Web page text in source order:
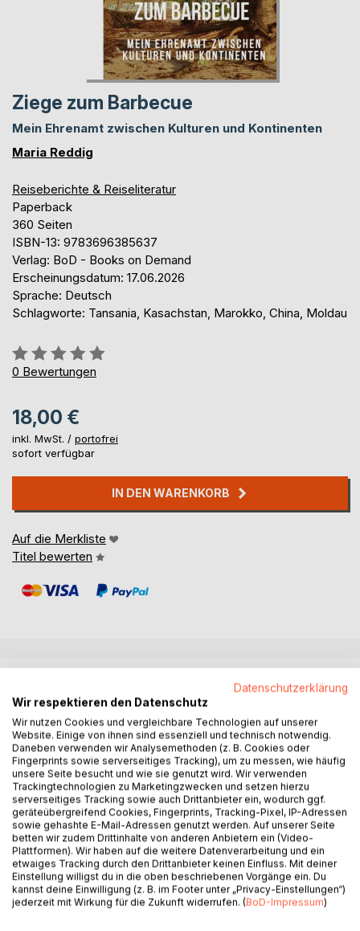
Ziege zum Barbecue
Mein Ehrenamt zwischen Kulturen und Kontinenten
Maria Reddig
Reiseberichte & Reiseliteratur
Paperback
360 Seiten
ISBN-13: 9783696385637
Verlag: BoD - Books on Demand
Erscheinungsdatum: 17.06.2026
Sprache: Deutsch
Schlagworte: Tansania, Kasachstan, Marokko, China, Moldau
Bewertung::
0%
0 Bewertungen
18,00 €
inkl. MwSt. / portofrei
sofort verfügbar
IN DEN WARENKORB
Auf die Merkliste
Titel bewerten
Reiseerlebnisse, ein bisschen Pädagogik, Geschichtliches
und Besonderheiten zu fünf Ländern sind in diesem Buch
verknüpft. Der Leser wird mitgenommen zu den Jurten
Kasachstans, auf den Djemma el Fna in Marokko, zum
Gelben Fluss in China, zu den Klöstern in Moldau und
zu den Dhaus und Fischmärkten in Tansania. Mit Herz,
Humor und Neugier erzählt Maria Reddig von bewegenden
Begegnungen zwischen Kulturen, Kontinenten und
Menschen - ein inspirierender Bericht über Ehrenamt,
Abenteuer und den Mut, auch im Ruhestand neue Wege zu
gehen
Datenschutzerklärung
Wir respektieren den Datenschutz
Wir nutzen Cookies und vergleichbare Technologien auf unserer
Website. Einige von ihnen sind essenziell und technisch notwendig.
Daneben verwenden wir Analysemethoden (z. B. Cookies oder
Fingerprints sowie serverseitiges Tracking), um zu messen, wie häufig
unsere Seite besucht und wie sie genutzt wird. Wir verwenden
Trackingtechnologien zu Marketingzwecken und setzen hierzu
serverseitiges Tracking sowie auch Drittanbieter ein, wodurch ggf.
geräteübergreifend Cookies, Fingerprints, Tracking-Pixel, IP-Adressen
sowie gehashte E-Mail-Adressen genutzt werden. Auf unserer Seite
betten wir zudem Drittinhalte von anderen Anbietern ein (Video-
Plattformen). Wir haben auf die weitere Datenverarbeitung und ein
etwaiges Tracking durch den Drittanbieter keinen Einfluss. Mit deiner
Einstellung willigst du in die oben beschriebenen Vorgänge ein. Du
kannst deine Einwilligung (z. B. im Footer unter „Privacy-Einstellungen“)
jederzeit mit Wirkung für die Zukunft widerrufen. (BoD-Impressum)